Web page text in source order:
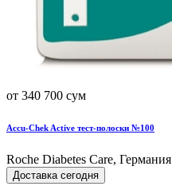
от 340 700 сум
Accu-Chek Active тест-полоски №100
Roche Diabetes Care, Германия
Доставка сегодня